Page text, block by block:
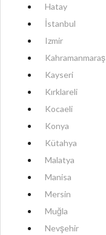
Hatay
İstanbul
Izmir
Kahramanmaraş
Kayseri
Kırklareli
Kocaeli
Konya
Kütahya
Malatya
Manisa
Mersin
Muğla
Nevşehir